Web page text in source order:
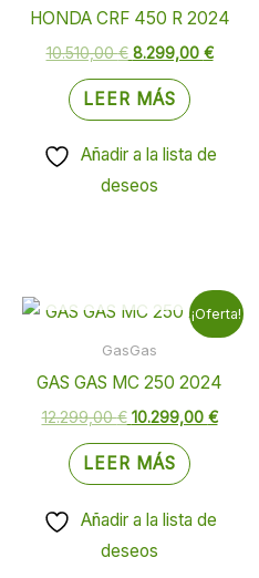
HONDA CRF 450 R 2024
10.510,00€ 8.299,00 €
LEER MÁS
Añadir a la lista de
deseos
¡Oferta!
GasGas
GAS GAS MC 250 2024
12.299,00€
El
original
12.299,00 €.
10.299,00 €
El
LEER MÁS
Añadir a la lista de
deseos